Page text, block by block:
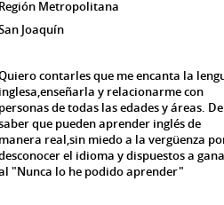
Región Metropolitana
Joaquín
contarles que me encanta la
inglesa,enseñarla y relacionarme con
personas de todas las edades y áreas.
que pueden aprender inglés de
manera real,sin miedo a la vergüenza
el idioma y dispuestos a
"Nunca lo he podido aprender"